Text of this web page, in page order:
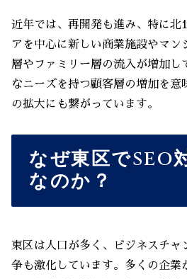
近年では、再開発も進み、特に北
アを中心に新しい商業施設やマン
層やファミリー層の流入が増加し
なニーズを持つ顧客層の増加を意
の拡大にも繋がっています。
なぜ東区でSEO
なのか？
東区は人口が多く、ビジネスチャ
争も激化しています。多くの企業